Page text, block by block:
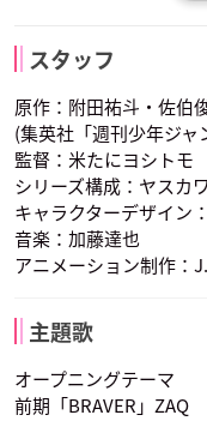
声優：石田彰
一色 慧
スタッフ
原作：附田祐斗・佐伯
(集英社「週刊少年ジャ
監督：米たにヨシトモ
シリーズ構成：ヤスカ
キャラクターデザイン
音楽：加藤達也
アニメーション制作：
主題歌
オープニングテーマ
前期「BRAVER」ZAQ